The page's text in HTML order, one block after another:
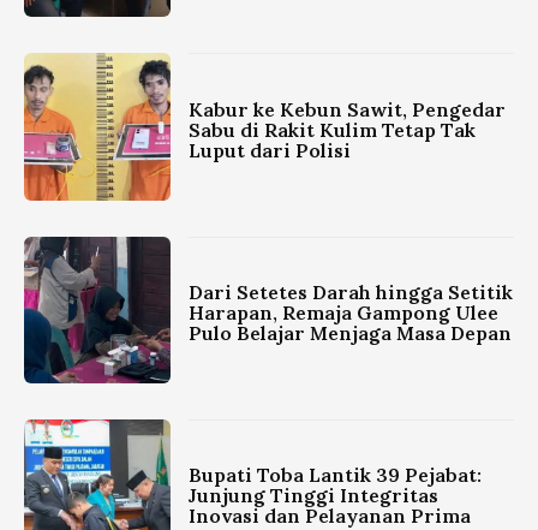
Kabur ke Kebun Sawit, Pengedar
Sabu di Rakit Kulim Tetap Tak
Luput dari Polisi
Dari Setetes Darah hingga Setitik
Harapan, Remaja Gampong Ulee
Pulo Belajar Menjaga Masa Depan
Bupati Toba Lantik 39 Pejabat:
Junjung Tinggi Integritas
Inovasi dan Pelayanan Prima